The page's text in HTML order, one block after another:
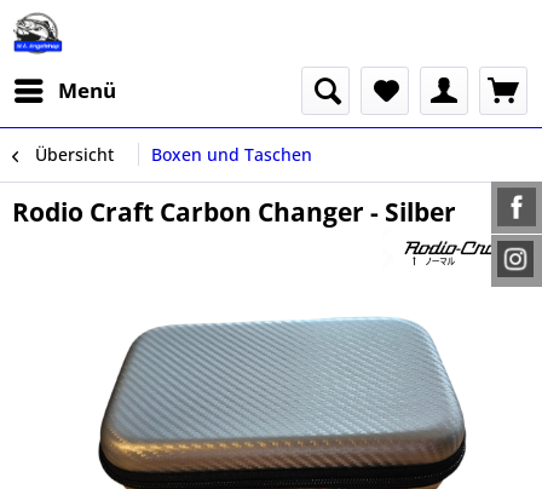
Menü
Übersicht Boxen und Taschen
Rodio Craft Carbon Changer - Silber